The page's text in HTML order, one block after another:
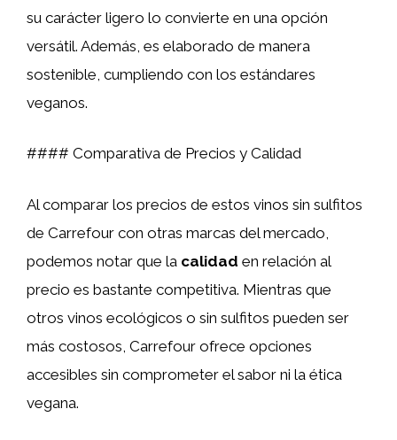
su carácter ligero lo convierte en una opción
versátil. Además, es elaborado de manera
sostenible, cumpliendo con los estándares
veganos.
#### Comparativa de Precios y Calidad
Al comparar los precios de estos vinos sin sulfitos
de Carrefour con otras marcas del mercado,
podemos notar que la calidad en relación al
precio es bastante competitiva. Mientras que
otros vinos ecológicos o sin sulfitos pueden ser
más costosos, Carrefour ofrece opciones
accesibles sin comprometer el sabor ni la ética
vegana.